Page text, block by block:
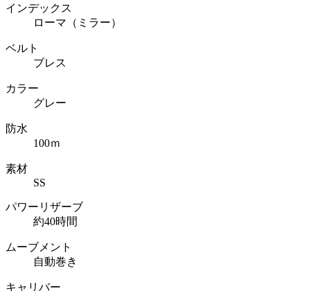
インデックス
ローマ（ミラー）
ベルト
ブレス
カラー
グレー
防水
100ｍ
素材
SS
パワーリザーブ
約40時間
ムーブメント
自動巻き
キャリバー